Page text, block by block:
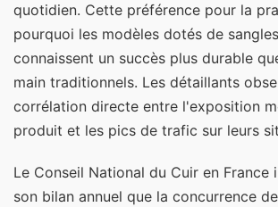
quotidien. Cette préférence pour la
pourquoi les modèles dotés de
connaissent un succès plus durable
main traditionnels. Les détaillants
corrélation directe entre l'exposition
produit et les pics de trafic sur leurs
Le Conseil National du Cuir en France
son bilan annuel que la concurrence